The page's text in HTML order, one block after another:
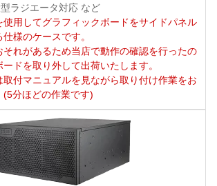
ラジエータ対応 など
用してグラフィックボードをサイドパネル
様のケースです。
それがあるため当店で動作の確認を行ったの
ドを取り外して出荷いたします。
付マニュアルを見ながら取り付け作業をお
(5分ほどの作業です)